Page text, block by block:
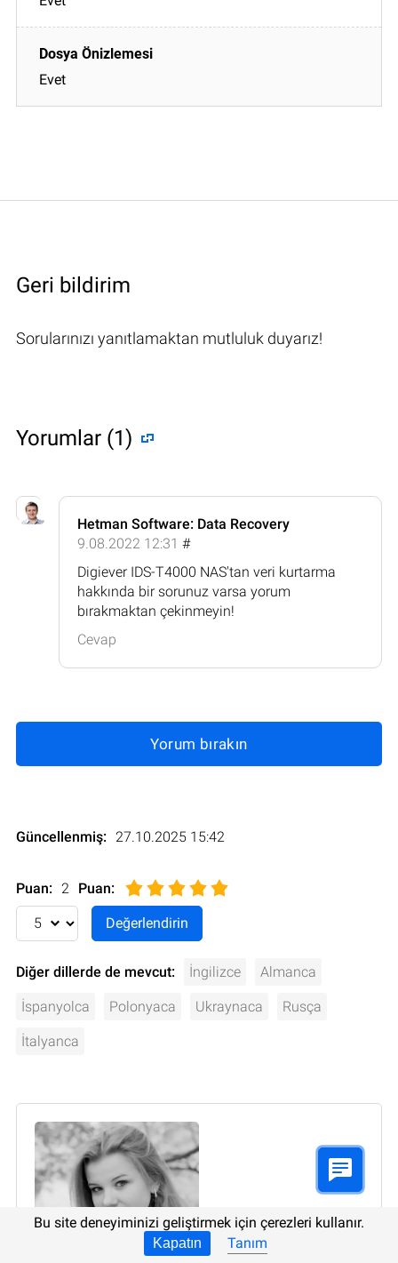
Evet
Geri bildirim
Sorularınızı yanıtlamaktan mutluluk duyarız!
Yorumlar (1)
Hetman Software: Data Recovery
9.08.2022 12:31 #
Digiever IDS-T4000 NAS'tan veri kurtarma
hakkında bir sorunuz varsa yorum
bırakmaktan çekinmeyin!
Cevap
Yorum bırakın
Güncellenmiş: 27.10.2025 15:42
Puan: 2 Puan:
Diğer dillerde de mevcut: İngilizce Almanca
İspanyolca Polonyaca Ukraynaca Rusça
İtalyanca
Bu site deneyiminizi geliştirmek için çerezleri kullanır.
Kapatın Tanım